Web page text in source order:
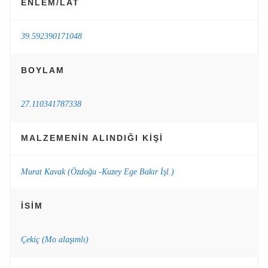
ENLEM/LAT
39.592390171048
BOYLAM
27.110341787338
MALZEMENIN ALINDIĞI KIŞI
Murat Kavak (Özdoğu -Kuzey Ege Bakır İşl.)
İSIM
Çekiç (Mo alaşımlı)